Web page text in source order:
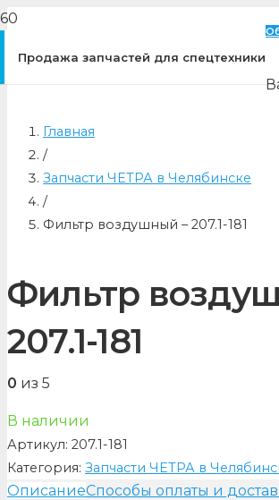
Продажа запчастей для спецтехники
Главная
/
Запчасти ЧЕТРА в Челябинске
/
Фильтр воздушный – 207.1-181
Фильтр
207.1-181
0 из 5
В наличии
Артикул: 207.1-181
Категория: Запчасти ЧЕТРА в
ОписаниеСпособы оплаты и